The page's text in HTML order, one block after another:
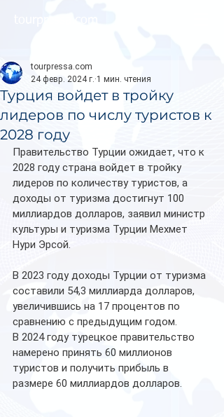
Турция войдет в тройку
лидеров по числу туристов к
2028 году
tourpressa.com
24 февр. 2024 г. 1 мин. чтения
Правительство Турции ожидает, что к
2028 году страна войдет в тройку
лидеров по количеству туристов, а
доходы от туризма достигнут 100
миллиардов долларов, заявил министр
культуры и туризма Турции Мехмет
Нури Эрсой.
В 2023 году доходы Турции от туризма
составили 54,3 миллиарда долларов,
увеличившись на 17 процентов по
сравнению с предыдущим годом.
В 2024 году турецкое правительство
намерено принять 60 миллионов
туристов и получить прибыль в
размере 60 миллиардов долларов.